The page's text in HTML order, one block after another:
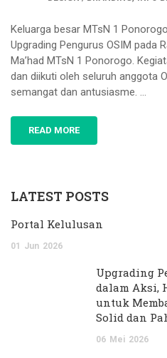
Keluarga besar MTsN 1
Upgrading Pengurus OSIM pada
Ma’had MTsN 1 Ponorogo.
dan diikuti oleh seluruh anggota
semangat dan antusiasme. …
READ MORE
LATEST POSTS
Portal Kelulusan
01 Jun 2026
Upgrading
dalam Aksi,
untuk
Solid dan
06 Mei 2026